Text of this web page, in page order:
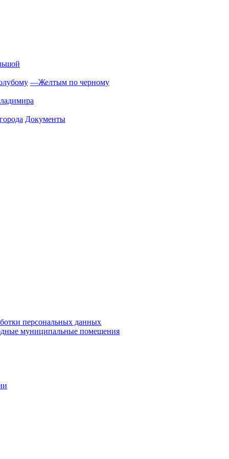
—Желтым по черному
Документы
персональных данных
муниципальные помещения